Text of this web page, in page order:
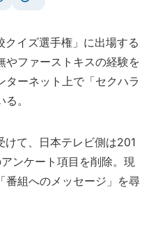
イズ選手権」に出場する
やファーストキスの経験を
ターネット上で「セクハラ
。
て、日本テレビ側は201
ンケート項目を削除。現
番組へのメッセージ」を尋